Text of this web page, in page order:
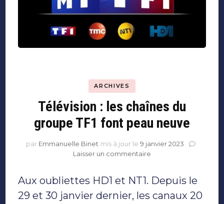
ARCHIVES
Télévision : les chaînes du
groupe TF1 font peau neuve
par Emmanuelle Binet mis à jour le 9 janvier 2023
Laisser un commentaire
les
chaînes
Aux oubliettes HD1 et NT1. Depuis le
29 et 30 janvier dernier, les canaux 20